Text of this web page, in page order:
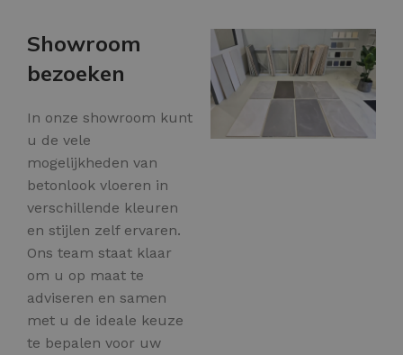
Showroom
bezoeken
In onze showroom kunt
u de vele
mogelijkheden van
betonlook vloeren in
verschillende kleuren
en stijlen zelf ervaren.
Ons team staat klaar
om u op maat te
adviseren en samen
met u de ideale keuze
te bepalen voor uw